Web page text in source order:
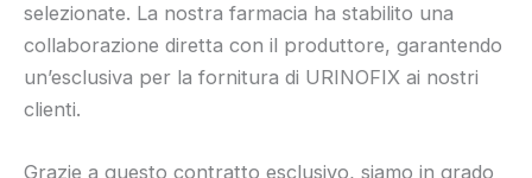
selezionate. La nostra farmacia ha stabilito una
collaborazione diretta con il produttore, garantendo
un’esclusiva per la fornitura di URINOFIX ai nostri
clienti.
Grazie a questo contratto esclusivo, siamo in grado